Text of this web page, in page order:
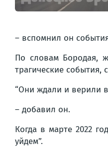
– вспомнил он
По словам Бородая,
трагические события,
“Они ждали и верили в
– добавил он.
Когда в марте 2022
уйдем”.